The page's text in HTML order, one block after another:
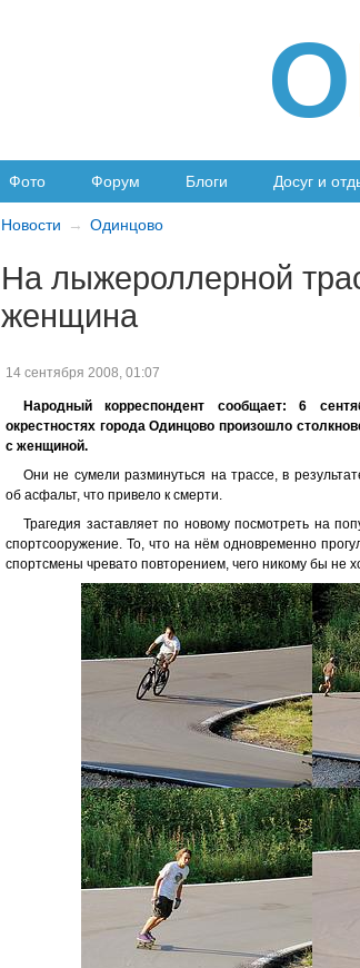
О
Фото Форум Блоги Досуг и
Новости Одинцово
На лыжероллерной
женщина
14 сентября 2008, 01:07
Народный корреспондент сообщает: 6
окрестностях города Одинцово произошло
с женщиной.
Они не сумели разминуться на трассе, в
об асфальт, что привело к смерти.
Трагедия заставляет по новому посмотреть на
спортсооружение. То, что на нём одновременно
спортсмены чревато повторением, чего никому бы не